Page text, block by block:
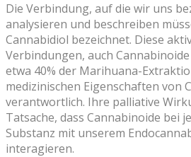
Die Verbindung, auf die wir uns
analysieren und beschreiben
Cannabidiol bezeichnet. Diese
Verbindungen, auch
etwa 40% der Marihuana-
medizinischen Eigenschaften von
verantwortlich. Ihre palliative
Tatsache, dass Cannabinoide bei
Substanz mit unserem
interagieren.